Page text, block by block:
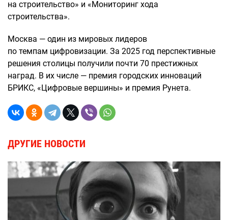
на строительство» и «Мониторинг хода
строительства».
Москва — один из мировых лидеров
по темпам цифровизации. За 2025 год перспективные
решения столицы получили почти 70 престижных
наград. В их числе — премия городских инноваций
БРИКС, «Цифровые вершины» и премия Рунета.
ДРУГИЕ НОВОСТИ